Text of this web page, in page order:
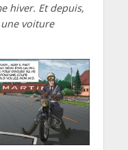
hiver. Et depuis,
voiture